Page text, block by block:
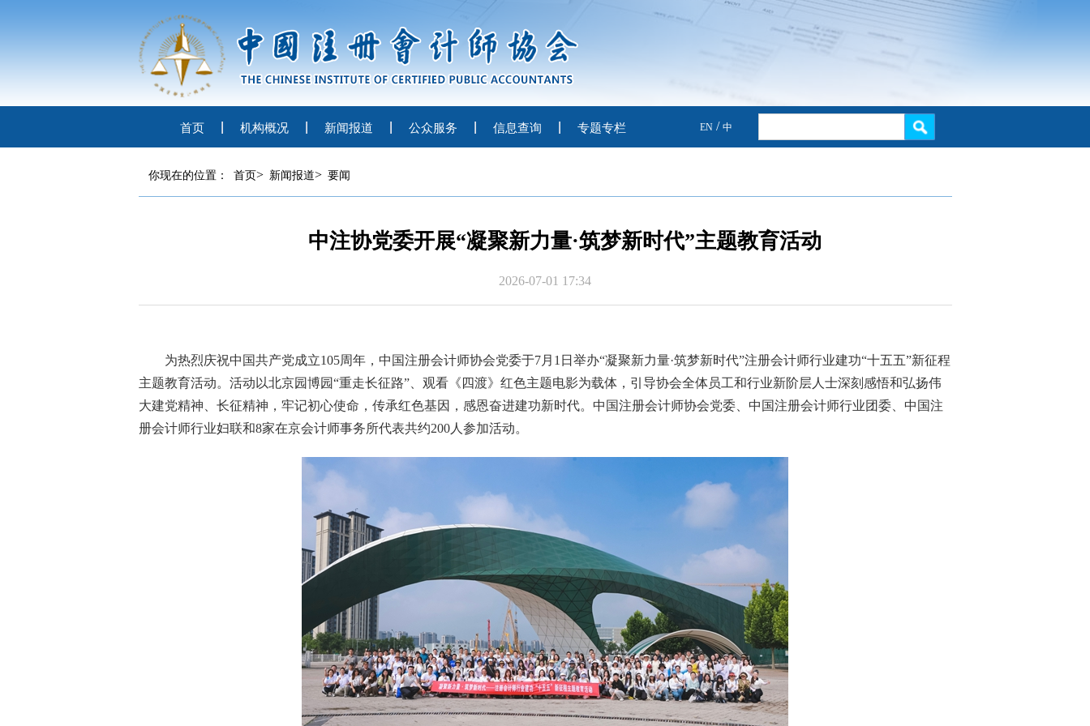
首页 机构概况 新闻报道 公众服务 信息查询 专题专栏 EN / 中
你现在的位置： 首页> 新闻报道> 要闻
中注协党委开展“凝聚新力量·筑梦新时代”主题教育活动
2026-07-01 17:34
为热烈庆祝中国共产党成立105周年， 中国注册会计师协会党委于7月1日举办“凝聚新力量·筑梦新时代”注册会计师行业建功“十五五”新征程
主题教育活动。活动以北京园博园“重走长征路”、观看《四渡》红色主题电影为载体，引导协会全体员工和行业新阶层人士深刻 感悟和弘扬伟
大建党精神
长征精神 ， 牢记初心使命， 传承红色基因 ，感恩奋进建功新时代。 中国注册会计师协会党委、中国注册会计师行业团委、中国注
册会计师行业妇联和8家在京会计师事务所代表共约200人参加活动。